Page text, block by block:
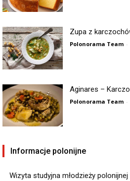
Zupa z
Polonorama Team -
Aginares –
Polonorama Team -
Informacje polonijne
Wizyta studyjna młodzieży